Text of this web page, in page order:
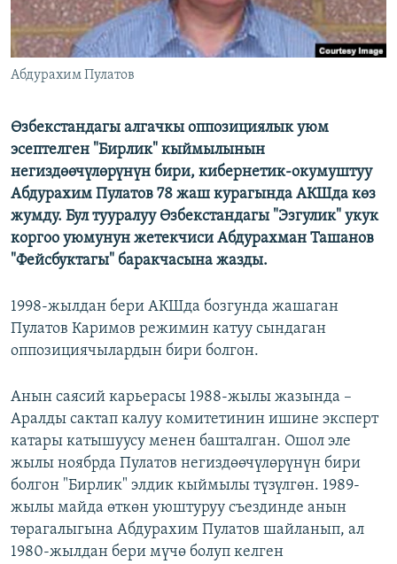
Абдурахим Пулатов
Өзбекстандагы алгачкы оппозициялык уюм
эсептелген "Бирлик" кыймылынын
негиздөөчүлөрүнүн бири, кибернетик-окумуштуу
Абдурахим Пулатов 78 жаш курагында АКШда көз
жумду. Бул тууралуу Өзбекстандагы "Эзгулик" укук
коргоо уюмунун жетекчиси Абдурахман Ташанов
"Фейсбуктагы" баракчасына жазды.
1998-жылдан бери АКШда бозгунда жашаган
Пулатов Каримов режимин катуу сындаган
оппозициячылардын бири болгон.
Анын саясий карьерасы 1988-жылы жазында –
Аралды сактап калуу комитетинин ишине эксперт
катары катышуусу менен башталган. Ошол эле
жылы ноябрда Пулатов негиздөөчүлөрүнүн бири
болгон "Бирлик" элдик кыймылы түзүлгөн. 1989-
жылы майда өткөн уюштуруу съездинде анын
төрагалыгына Абдурахим Пулатов шайланып, ал
1980-жылдан бери мүчө болуп келген